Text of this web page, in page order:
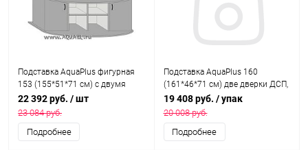
Подставка AquaPlus фигурная
153 (155*51*71 см) с двумя
дверками ДСП по краям, орех,
собранная, подходит для
модели аквариума LUX Ф380
22 392 руб. / шт
23 084 руб.
Подробнее
Подставка AquaPlus 160
(161*46*71 см) две дверки ДСП,
выбеленный дуб, в коробке,
подходит для модели
аквариума LUX П540
19 408 руб. / упак
20 008 руб.
Подробнее